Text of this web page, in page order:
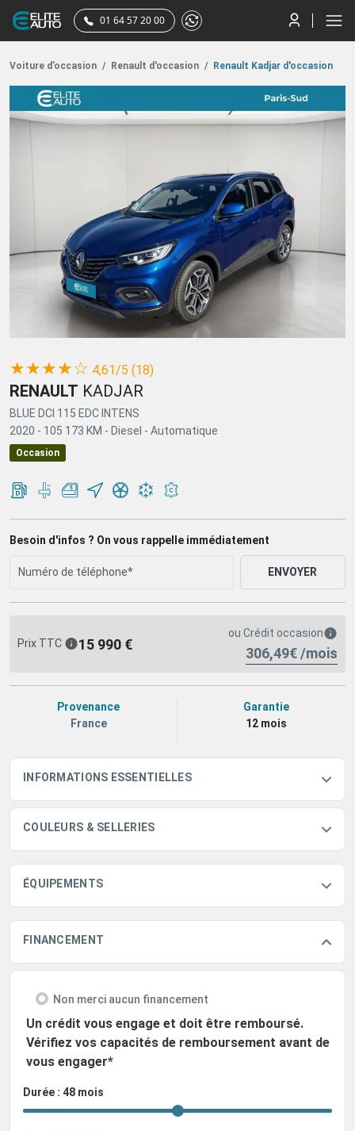
01 64 57 20 00
Voiture d’occasion / Renault d'occasion / Renault Kadjar d'occasion
(*)
★
(*)★
(*) ★
(*) ★
(*) ☆ 4,61/5 (18)
RENAULT KADJAR
BLUE DCI 115 EDC INTENS
2020 - 105 173 KM - Diesel - Automatique
Occasion
Besoin d'infos ? On vous rappelle immédiatement
ENVOYER
Prix TTC 15 990 €
ou Crédit occasion
306,49€ /mois
Provenance
France
Garantie
12 mois
INFORMATIONS ESSENTIELLES
COULEURS & SELLERIES
ÉQUIPEMENTS
FINANCEMENT
Non merci aucun financement
Un crédit vous engage et doit être remboursé.
Vérifiez vos capacités de remboursement avant de
vous engager*
Durée : 48 mois